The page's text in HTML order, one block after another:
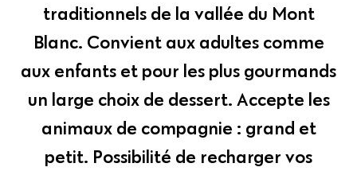
traditionnels de la vallée du Mont
Blanc. Convient aux adultes comme
aux enfants et pour les plus gourmands
un large choix de dessert. Accepte les
animaux de compagnie : grand et
petit. Possibilité de recharger vos